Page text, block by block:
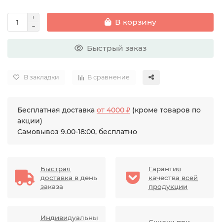
В корзину
Быстрый заказ
В закладки В сравнение
Бесплатная доставка от 4000 ₽ (кроме товаров по
акции)
Самовывоз 9.00-18:00, бесплатно
Быстрая
доставка в день
заказа
Гарантия
качества всей
продукции
Индивидуальны